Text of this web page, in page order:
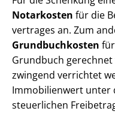
Notarkosten für die
ver­tra­ges an. Zum
Grundbuchkosten
Grundbuch
zwingend verrichtet
Immobilienwert unter
steuerlichen